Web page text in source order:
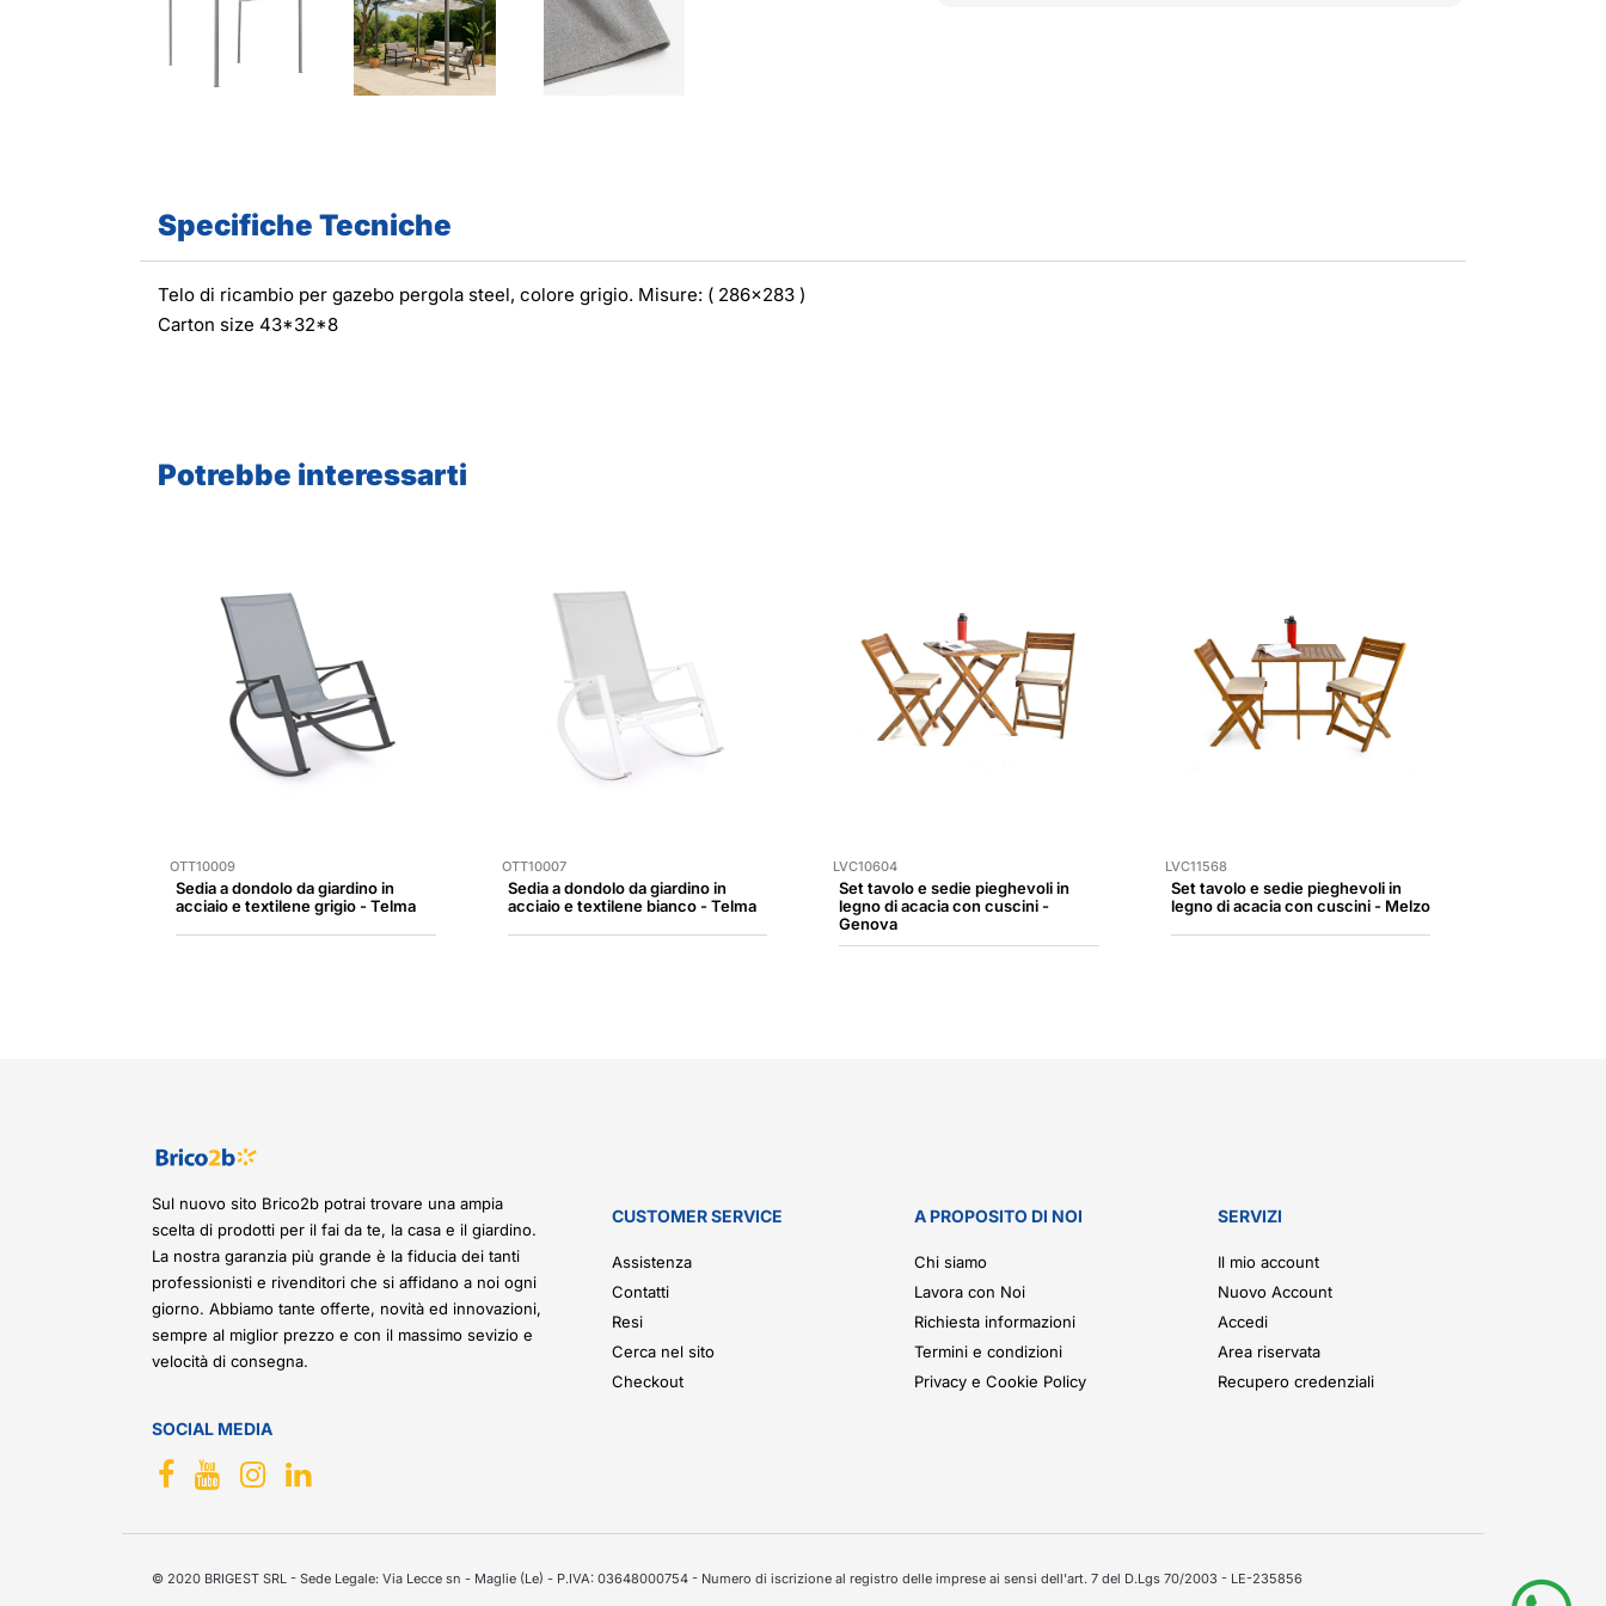
Specifiche Tecniche
Telo di ricambio per gazebo pergola steel, colore grigio. Misure: ( 286x283 )
Carton size 43*32*8
Potrebbe interessarti
OTT10009
Sedia a dondolo da giardino in
acciaio e textilene grigio - Telma
OTT10007
Sedia a dondolo da giardino in
acciaio e textilene bianco - Telma
LVC10604
Set tavolo e sedie pieghevoli in
legno di acacia con cuscini -
Genova
LVC11568
Set tavolo e sedie pieghevoli in
legno di acacia con cuscini - Melzo
Sul nuovo sito Brico2b potrai trovare una ampia
scelta di prodotti per il fai da te, la casa e il giardino.
La nostra garanzia più grande è la fiducia dei tanti
professionisti e rivenditori che si affidano a noi ogni
giorno. Abbiamo tante offerte, novità ed innovazioni,
sempre al miglior prezzo e con il massimo sevizio e
velocità di consegna.
SOCIAL MEDIA
CUSTOMER SERVICE
Assistenza
Contatti
Resi
Cerca nel sito
Checkout
A PROPOSITO DI NOI
Chi siamo
Lavora con Noi
Richiesta informazioni
Termini e condizioni
Privacy e Cookie Policy
SERVIZI
Il mio account
Nuovo Account
Accedi
Area riservata
Recupero credenziali
© 2020 BRIGEST SRL - Sede Legale: Via Lecce sn - Maglie (Le) - P.IVA: 03648000754 - Numero di iscrizione al registro delle imprese ai sensi dell'art. 7 del D.Lgs 70/2003 - LE-235856